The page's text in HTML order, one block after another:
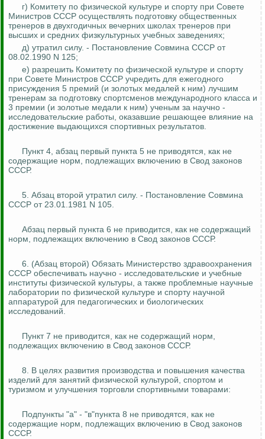
г) Комитету по физической культуре и спорту при Совете
Министров СССР осуществлять подготовку общественных
тренеров в двухгодичных вечерних школах тренеров при
высших и средних физкультурных учебных заведениях;
д) утратил силу. - Постановление Совмина СССР от
08.02.1990 N 125;
е) разрешить Комитету по физической культуре и спорту
при Совете Министров СССР учредить для ежегодного
присуждения 5 премий (и золотых медалей к ним) лучшим
тренерам за подготовку спортсменов международного класса и
3 премии (и золотые медали к ним) ученым за научно -
исследовательские работы, оказавшие решающее влияние на
достижение выдающихся спортивных результатов.
Пункт 4, абзац первый пункта 5 не приводятся, как не
содержащие норм, подлежащих включению в Свод законов
СССР.
5. Абзац второй утратил силу. - Постановление Совмина
СССР от 23.01.1981 N 105.
Абзац первый пункта 6 не приводится, как не содержащий
норм, подлежащих включению в Свод законов СССР.
6. (Абзац второй) Обязать Министерство здравоохранения
СССР обеспечивать научно - исследовательские и учебные
институты физической культуры, а также проблемные научные
лаборатории по физической культуре и спорту научной
аппаратурой для педагогических и биологических
исследований.
Пункт 7 не приводится, как не содержащий норм,
подлежащих включению в Свод законов СССР.
8. В целях развития производства и повышения качества
изделий для занятий физической культурой, спортом и
туризмом и улучшения торговли спортивными товарами:
Подпункты "а" - "в"пункта 8 не приводятся, как не
содержащие норм, подлежащих включению в Свод законов
СССР.